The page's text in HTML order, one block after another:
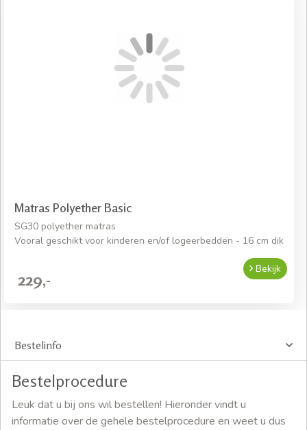
Matras Polyether Basic
SG30 polyether matras
Vooral geschikt voor kinderen en/of logeerbedden - 16 cm dik
229,-
Bekijk
Bestelinfo
Bestelprocedure
Leuk dat u bij ons wil bestellen! Hieronder vindt u
informatie over de gehele bestelprocedure en weet u dus